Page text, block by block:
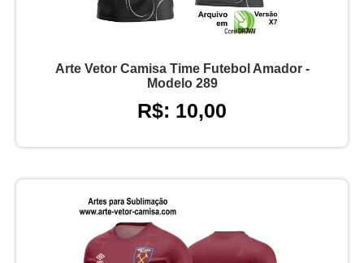
Arte Vetor Camisa Time Futebol Amador -
Modelo 289
R$: 10,00